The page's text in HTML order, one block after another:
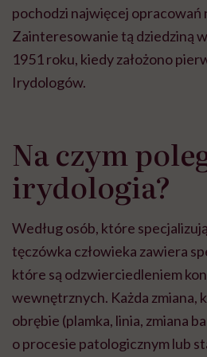
pochodzi najwięcej opracowań
Zainteresowanie tą dziedziną
1951 roku, kiedy założono
Irydologów.
Na czym
irydologia?
Według osób, które
tęczówka człowieka zawiera
które są odzwierciedleniem
wewnętrznych. Każda zmiana,
obrębie (plamka, linia, zmiana
o procesie patologicznym lub